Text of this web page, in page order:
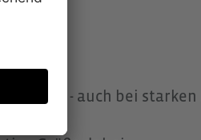
- auch bei